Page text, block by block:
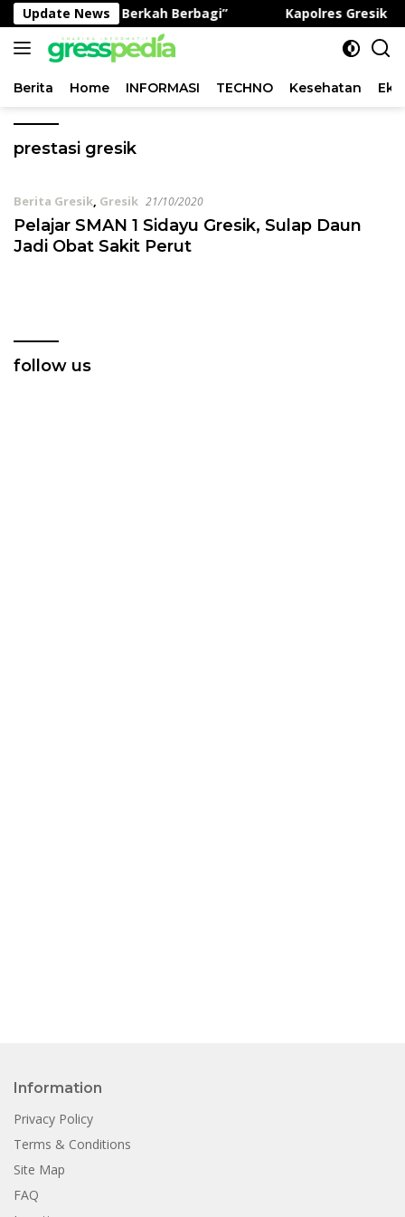
Langsung
ke
konten
Update News
“Jumat Berkah Berbagi” Kapolres Gresik
Berita Home INFORMASI TECHNO Kesehatan
prestasi gresik
Berita Gresik, Gresik 21/10/2020
Pelajar SMAN 1 Sidayu Gresik, Sulap Daun
Jadi Obat Sakit Perut
follow us
Information
Privacy Policy
Terms & Conditions
Site Map
FAQ